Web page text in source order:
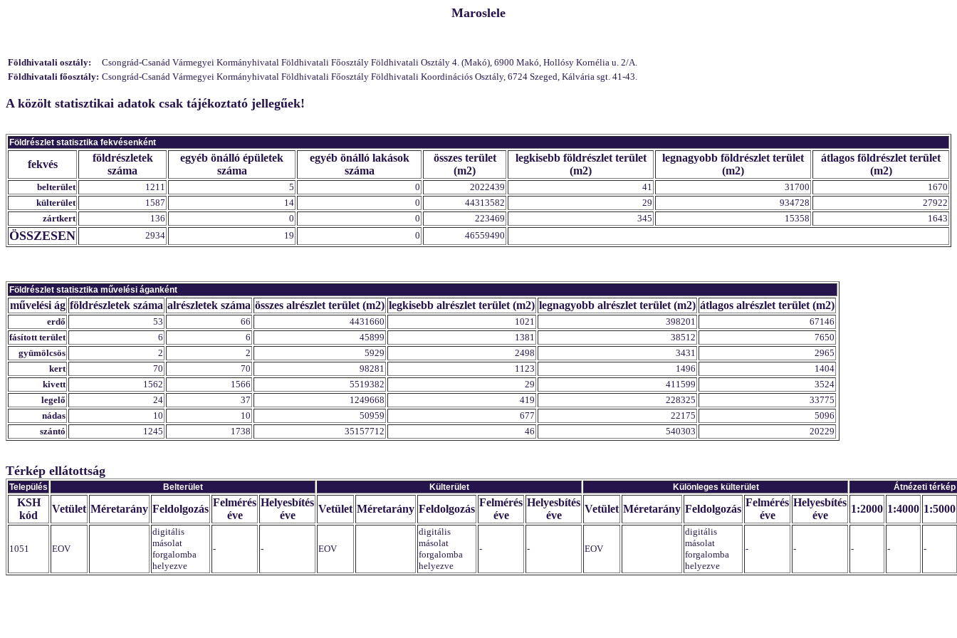
Maroslele
Földhivatali osztály:
Csongrád-Csanád Vármegyei Kormányhivatal Földhivatali Főosztály Földhivatali Osztály 4. (Makó), 6900 Makó, Hollósy Kornélia u. 2/A.
Földhivatali főosztály: Csongrád-Csanád Vármegyei Kormányhivatal Földhivatali Főosztály Földhivatali Koordinációs Osztály, 6724 Szeged, Kálvária sgt. 41-43.
A közölt statisztikai adatok csak tájékoztató jellegűek!
Földrészlet statisztika fekvésenként
fekvés
földrészletek
száma
egyéb önálló épületek
száma
egyéb önálló lakások
száma
összes terület
(m2)
legkisebb földrészlet terület
(m2)
legnagyobb földrészlet terület
(m2)
átlagos földrészlet terület
(m2)
belterület 1211 5 0 2022439 41 31700
1670
külterület
1587 14 0 44313582 29 934728
27922
zártkert
136 0 0 223469 345 15358 1643
ÖSSZESEN 2934 19 0 46559490
Földrészlet statisztika művelési áganként
művelési ág földrészletek száma alrészletek száma összes alrészlet terület (m2) legkisebb alrészlet terület (m2) legnagyobb alrészlet terület (m2) átlagos alrészlet terület (m2)
erdő 53 66 4431660 1021 398201
67146
fásított terület
6 6 45899 1381 38512
7650
gyümölcsös
2 2 5929 2498 3431
2965
kert
70 70 98281 1123 1496
1404
kivett
1562 1566 5519382 29 411599
3524
legelő
24 37 1249668 419 228325
33775
nádas
10 10 50959 677 22175
5096
szántó
1245 1738 35157712 46 540303 20229
Térkép ellátottság
Település Belterület Külterület Különleges külterület Átnézeti térkép
KSH
kód
Vetület Méretarány Feldolgozás
Felmérés
éve
Helyesbítés
éve
Vetület Méretarány Feldolgozás
Felmérés
éve
Helyesbítés
éve
Vetület Méretarány Feldolgozás
Felmérés
éve
Helyesbítés
éve
1:2000 1:4000 1:5000
1051 EOV
digitális
másolat
forgalomba
helyezve
- - EOV
digitális
másolat
forgalomba
helyezve
- - EOV
digitális
másolat
forgalomba
helyezve
- - - - -